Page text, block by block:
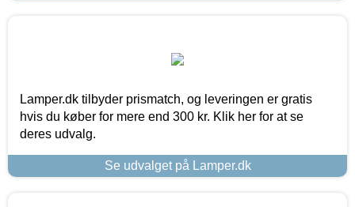
Lamper.dk tilbyder prismatch, og leveringen er gratis
hvis du køber for mere end 300 kr. Klik her for at se
deres udvalg.
Se udvalget på Lamper.dk